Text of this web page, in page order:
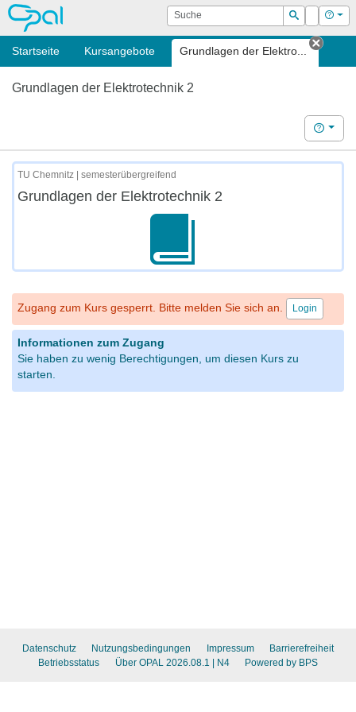
OPAL Suche
Suchen
Login Hilfe
Startseite Kursangebote Grundlagen der Elektro...
Tab
Grundlagen der Elektrotechnik 2
Hilfe
TU Chemnitz | semesterübergreifend
Grundlagen der Elektrotechnik 2
Zugang zum Kurs gesperrt. Bitte melden Sie sich an. Login
Informationen zum Zugang
Sie haben zu wenig Berechtigungen, um diesen Kurs zu
starten.
Datenschutz Nutzungsbedingungen Impressum
Barrierefreiheit
Betriebsstatus
Über OPAL 2026.08.1 | N4 Powered by BPS